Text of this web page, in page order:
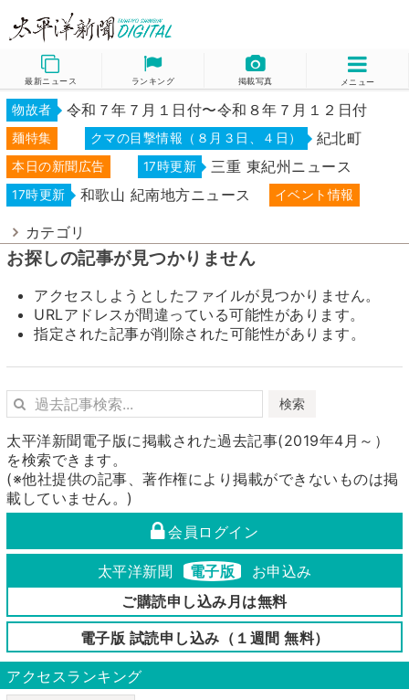
最新ニュース ランキング 掲載写真 メニュー
物故者 令和７年７月１日付〜令和８年７月１２日付
麺特集 クマの目撃情報（８月３日、４日） 紀北町
本日の新聞広告 17時更新 三重 東紀州ニュース
17時更新 和歌山 紀南地方ニュース イベント情報
カテゴリ
お探しの記事が見つかりません
アクセスしようとしたファイルが見つかりません。
URLアドレスが間違っている可能性があります。
指定された記事が削除された可能性があります。
検索
太平洋新聞電子版に掲載された過去記事(2019年4月～）
を検索できます。
(※他社提供の記事、著作権により掲載ができないものは掲
載していません。)
会員ログイン
太平洋新聞 電子版
お申込み
ご購読申し込み月は無料
電子版 試読申し込み（１週間 無料）
アクセスランキング